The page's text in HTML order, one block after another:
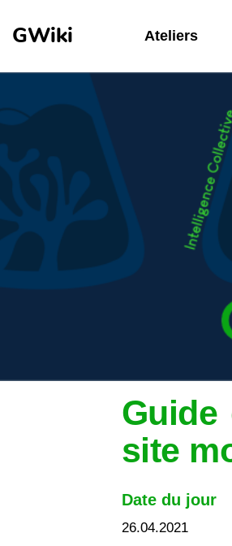
GWiki Ateliers
site
Date du jour
26.04.2021